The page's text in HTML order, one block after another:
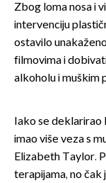
Zbog loma nosa i
intervenciju
ostavilo
filmovima i
alkoholu i muškim
Iako se
imao više veza s
Elizabeth Taylor.
terapijama, no čak